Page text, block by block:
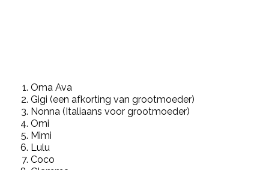
Oma Ava
Gigi (een afkorting van grootmoeder)
Nonna (Italiaans voor grootmoeder)
Omi
Mimi
Lulu
Coco